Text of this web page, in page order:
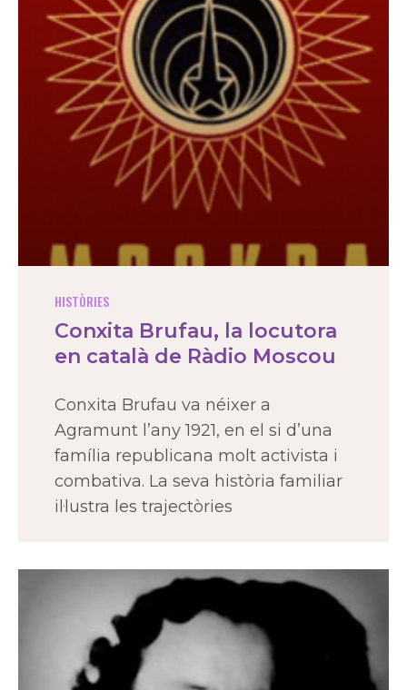
HISTÒRIES
Conxita Brufau, la locutora
en català de Ràdio Moscou
Conxita Brufau va néixer a
Agramunt l’any 1921, en el si d’una
família republicana molt activista i
combativa. La seva història familiar
il·lustra les trajectòries